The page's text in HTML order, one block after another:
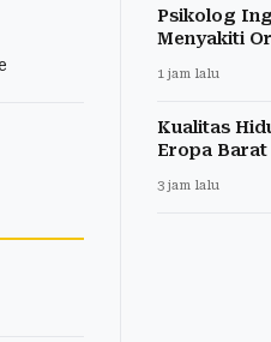
Psikolog
Menyakiti
1 jam lalu
Kualitas
Eropa Barat
3 jam lalu